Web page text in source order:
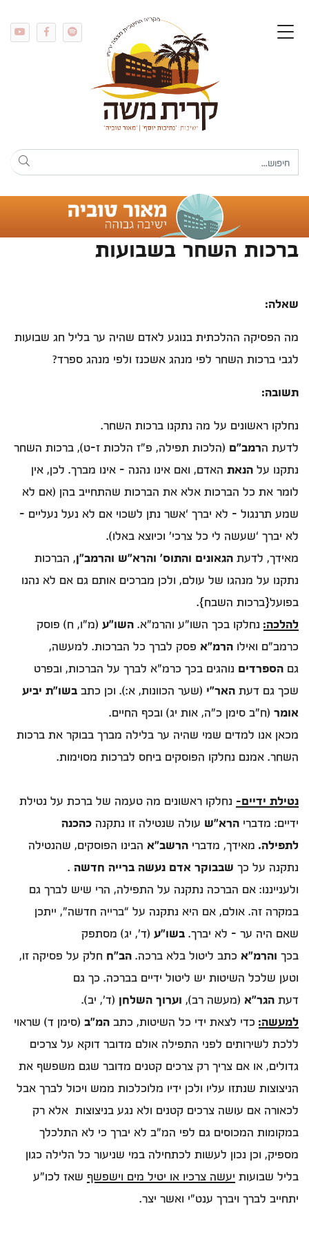
ברכות השחר בשבועות
שאלה:
מה הפסיקה ההלכתית בנוגע לאדם שהיה ער בליל חג שבועות
לגבי ברכות השחר לפי מנהג אשכנז ולפי מנהג ספרד?
תשובה:
נחלקו ראשונים על מה נתקנו ברכות השחר.
לדעת הרמב”ם (הלכות תפילה, פ”ז הלכות ז-ט), ברכות השחר
נתקנו על הנאת האדם, ואם אינו נהנה – אינו מברך. לכן, אין
לומר את כל הברכות אלא את הברכות שהתחייב בהן (אם לא
שמע תרנגול – לא יברך ‘אשר נתן לשכוי אם לא נעל נעליים –
לא יברך ‘שעשה לי כל צרכי’ וכיוצא באלו).
מאידך, לדעת הגאונים והתוס’ והרא”ש והרמב”ן, הברכות
נתקנו על מנהגו של עולם, ולכן מברכים אותם גם אם לא נהנו
בפועל{ברכות השבח}.
להלכה: נחלקו בכך השו”ע והרמ”א. השו”ע (מ”ו, ח) פוסק
כרמב”ם ואילו הרמ”א פסק לברך כל הברכות. למעשה,
גם הספרדים נוהגים בכך כרמ”א לברך על הברכות, ובפרט
שכך גם דעת האר”י (שער הכוונות, א:). וכן כתב בשו”ת יביע
אומר (ח”ב סימן כ”ה, אות יג) ובכף החיים.
מכאן אנו למדים שמי שהיה ער בלילה מברך בבוקר את ברכות
השחר. אמנם נחלקו הפוסקים ביחס לברכות מסוימות.
נטילת ידיים- נחלקו ראשונים מה טעמה של ברכת על נטילת
ידיים: מדברי הרא”ש עולה שנטילה זו נתקנה כהכנה
לתפילה. מאידך, מדברי הרשב”א הבינו הפוסקים, שהנטילה
נתקנה על כך שבבוקר אדם נעשה ברייה חדשה .
ולענייננו: אם הברכה נתקנה על התפילה, הרי שיש לברך גם
במקרה זה. אולם, אם היא נתקנה על “ברייה חדשה”, ייתכן
שאם היה ער – לא יברך. בשו”ע (ד’, יג) מסתפק
בכך והרמ”א כתב ליטול בלא ברכה. הב”ח חלק על פסיקה זו,
וטען שלכל השיטות יש ליטול ידיים בברכה. כך גם
דעת הגר”א (מעשה רב), וערוך השלחן (ד’, יב).
למעשה: כדי לצאת ידי כל השיטות, כתב המ”ב (סימן ד) שראוי
ללכת לשירותים לפני התפילה אולם מדובר דוקא על צרכים
גדולים, או אם צריך רק צרכים קטנים מדובר שגם משפשף את
הניצוצות שנתזו עליו ולכן ידיו מלוכלכות ממש ויכול לברך אבל
לכאורה אם עושה צרכים קטנים ולא נגע בניצוצות אלא רק
במקומות המכוסים גם לפי המ"ב לא יברך כי לא התלכלך
מספיק, וכן נכון לעשות לכתחילה במי שניעור כל הלילה כגון
בליל שבועות יעשה צרכיו או יטיל מים וישפשף שאז לכו"ע
יתחייב לברך ויברך ענט"י ואשר יצר.